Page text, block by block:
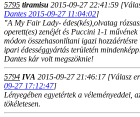
5795 tiramisu 2015-09-27 22:41:59
Dantes 2015-09-27 11:04:02]
"A My Fair Lady- édes(kés),olvatag
operett(es) zenéjét és Puccini 1-1
módon összehasonlítani igazi
ipari édességgyártás területén
Dantes kár volt megszöknie!
5794 IVA 2015-09-27 21:46:17[Válasz
09-27 17:12:47]
Lényegében egyetértek a véleményeddel,
tökéletesen.